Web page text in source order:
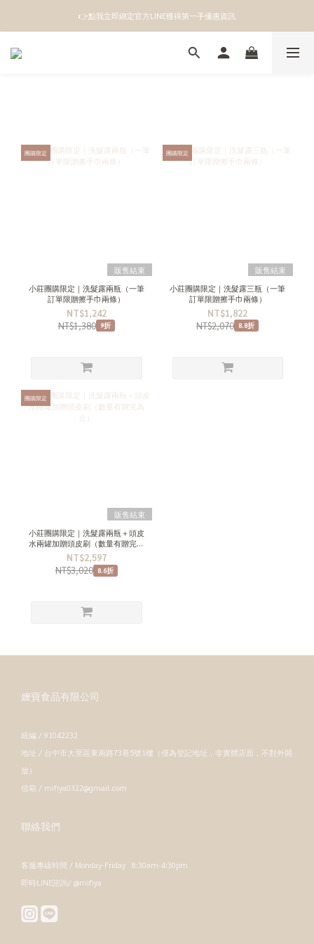
👉點我立即綁定官方LINE獲得第一手優惠資訊
👉點我立即綁定官方LINE獲得第一手優惠資訊
註冊成為新會員即領100元購物金
團購限定
販售結束
小莊團購限定｜洗髮露兩瓶（一筆
訂單限贈擦手巾兩條）
NT$1,242
NT$1,380
9折
團購限定
販售結束
小莊團購限定｜洗髮露三瓶（一筆
訂單限贈擦手巾兩條）
NT$1,822
NT$2,070 8.8折
團購限定
販售結束
小莊團購限定｜洗髮露兩瓶＋頭皮
水兩罐加贈頭皮刷（數量有贈完為
止）
NT$2,597
NT$3,020
8.6折
嬤寶食品有限公司
統編 / 91042232
地址 / 台中市大里區東南路73巷5號1樓（僅為登記地址，非實體店面，不對外開
放）
信箱 / mifiya0322@gmail.com
聯絡我們
客服專線時間 / Monday-Friday 8:30am-4:30pm
即時LINE諮詢/ @mifiya